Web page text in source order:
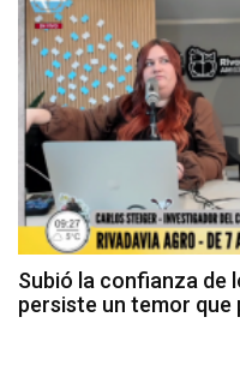
Subió la confianza de
persiste un temor que